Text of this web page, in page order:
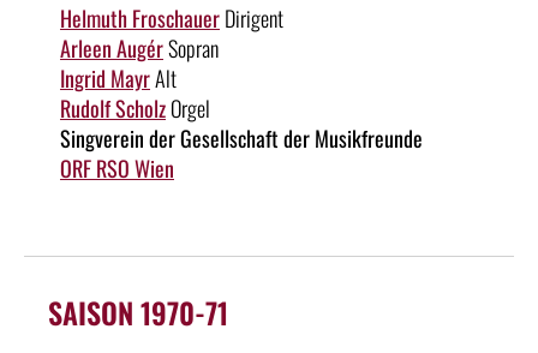
Helmuth FroschauerDirigent
Arleen AugérSopran
Ingrid MayrAlt
Rudolf ScholzOrgel
Singverein der Gesellschaft der Musikfreunde
ORF RSO Wien
SAISON 1970-71